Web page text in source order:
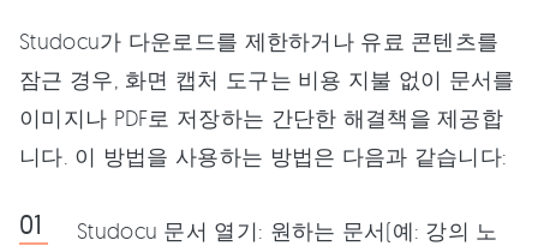
Studocu가 다운로드를 제한하거나 유료 콘텐츠를
잠근 경우, 화면 캡처 도구는 비용 지불 없이 문서를
이미지나 PDF로 저장하는 간단한 해결책을 제공합
니다. 이 방법을 사용하는 방법은 다음과 같습니다:
Studocu 문서 열기: 원하는 문서(예: 강의 노